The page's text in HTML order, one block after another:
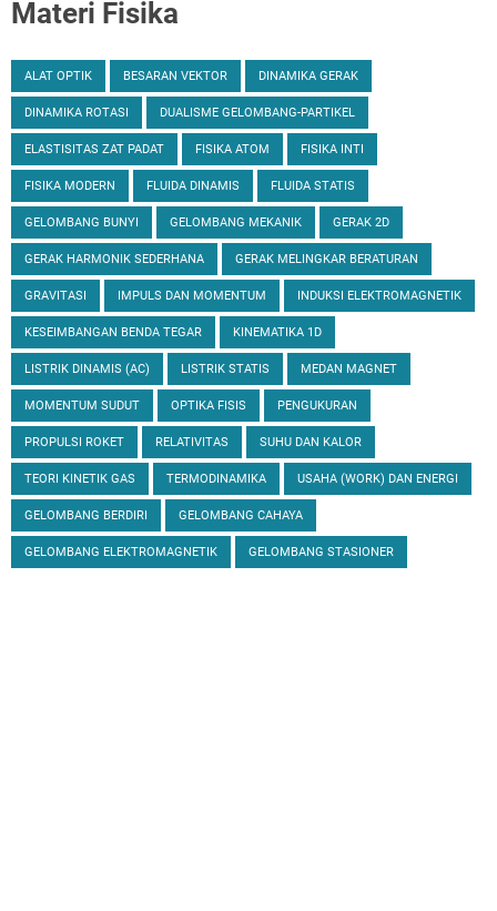
Materi Fisika
ALAT OPTIK BESARAN VEKTOR DINAMIKA GERAK
DINAMIKA ROTASI DUALISME GELOMBANG-PARTIKEL
ELASTISITAS ZAT PADAT FISIKA ATOM FISIKA INTI
FISIKA MODERN FLUIDA DINAMIS FLUIDA STATIS
GELOMBANG BUNYI GELOMBANG MEKANIK GERAK 2D
GERAK HARMONIK SEDERHANA GERAK MELINGKAR BERATURAN
GRAVITASI IMPULS DAN MOMENTUM INDUKSI ELEKTROMAGNETIK
KESEIMBANGAN BENDA TEGAR KINEMATIKA 1D
LISTRIK DINAMIS (AC) LISTRIK STATIS MEDAN MAGNET
MOMENTUM SUDUT OPTIKA FISIS PENGUKURAN
PROPULSI ROKET RELATIVITAS SUHU DAN KALOR
TEORI KINETIK GAS TERMODINAMIKA USAHA (WORK) DAN ENERGI
GELOMBANG BERDIRI GELOMBANG CAHAYA
GELOMBANG ELEKTROMAGNETIK GELOMBANG STASIONER